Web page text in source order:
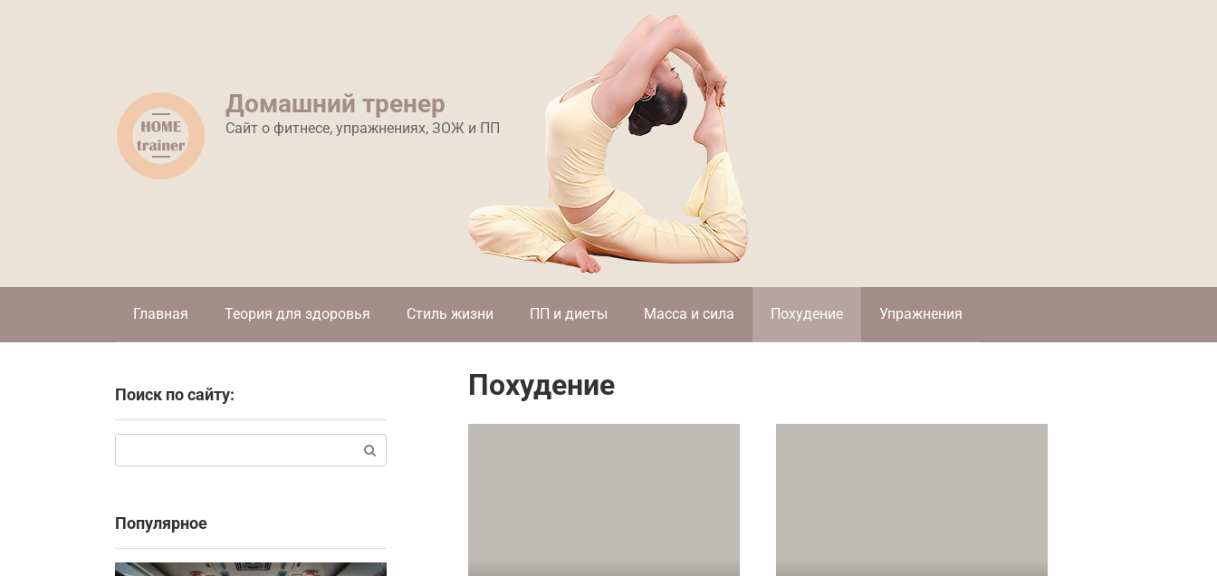
Домашний тренер
Сайт о фитнесе, упражнениях, ЗОЖ и ПП
Главная Теория для здоровья Стиль жизни ПП и диеты Масса и сила Похудение Упражнения
Похудение
Поиск по сайту:
Популярное